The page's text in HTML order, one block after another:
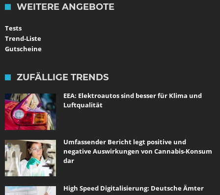
WEITERE ANGEBOTE
Tests
Trend-Liste
Gutscheine
ZUFÄLLIGE TRENDS
EEA: Elektroautos sind besser für Klima und
Luftqualität
Umfassender Bericht legt positive und
negative Auswirkungen von Cannabis-Konsum
dar
High Speed Digitalisierung: Deutsche Ämter